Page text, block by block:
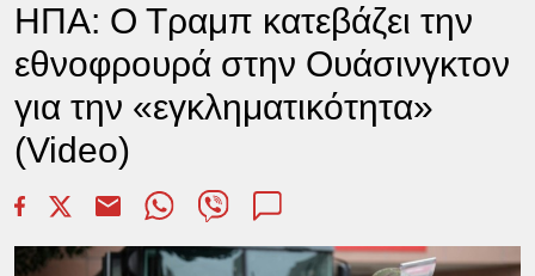
ΗΠΑ: Ο Τραμπ κατεβάζει την
εθνοφρουρά στην Ουάσινγκτον
για την «εγκληματικότητα»
(Video)